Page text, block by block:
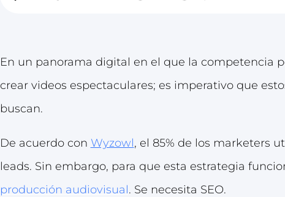
En un panorama digital en el que la competencia
crear videos espectaculares; es imperativo que
buscan.
De acuerdo con Wyzowl, el 85% de los marketers
leads. Sin embargo, para que esta estrategia
producción audiovisual. Se necesita SEO.